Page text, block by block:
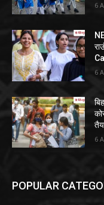
6
6
6
POPULAR